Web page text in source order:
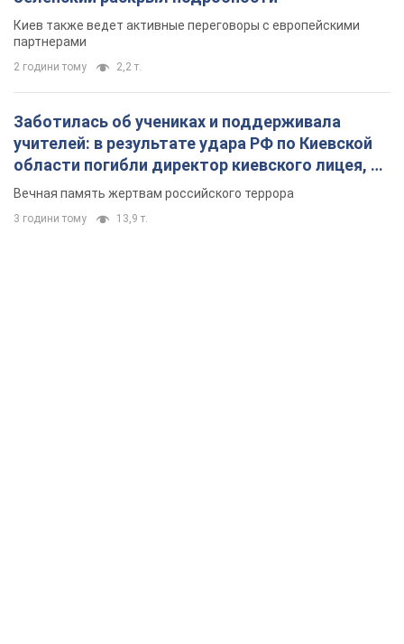
Киев также ведет активные переговоры с европейскими
партнерами
2 години тому 2,2 т.
Заботилась об учениках и поддерживала
учителей: в результате удара РФ по Киевской
области погибли директор киевского лицея, её
муж и внук
Вечная память жертвам российского террора
3 години тому 13,9 т.